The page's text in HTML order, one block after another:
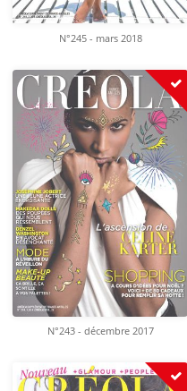
N°245 - mars 2018
N°243 - décembre 2017